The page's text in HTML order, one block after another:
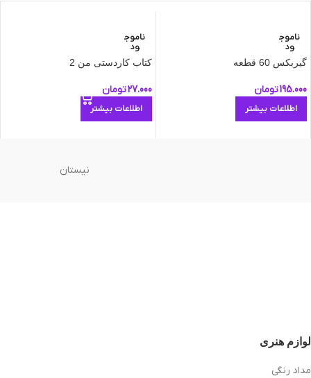
ناموج
ود
گیربکس 60 قطعه
195.000تومان
اطلاعات بیشتر
ناموج
ود
کتاب کاردستی من 2
27.000تومان
اطلاعات بیشتر
نیستان
لوازم هنری
مداد رنگی